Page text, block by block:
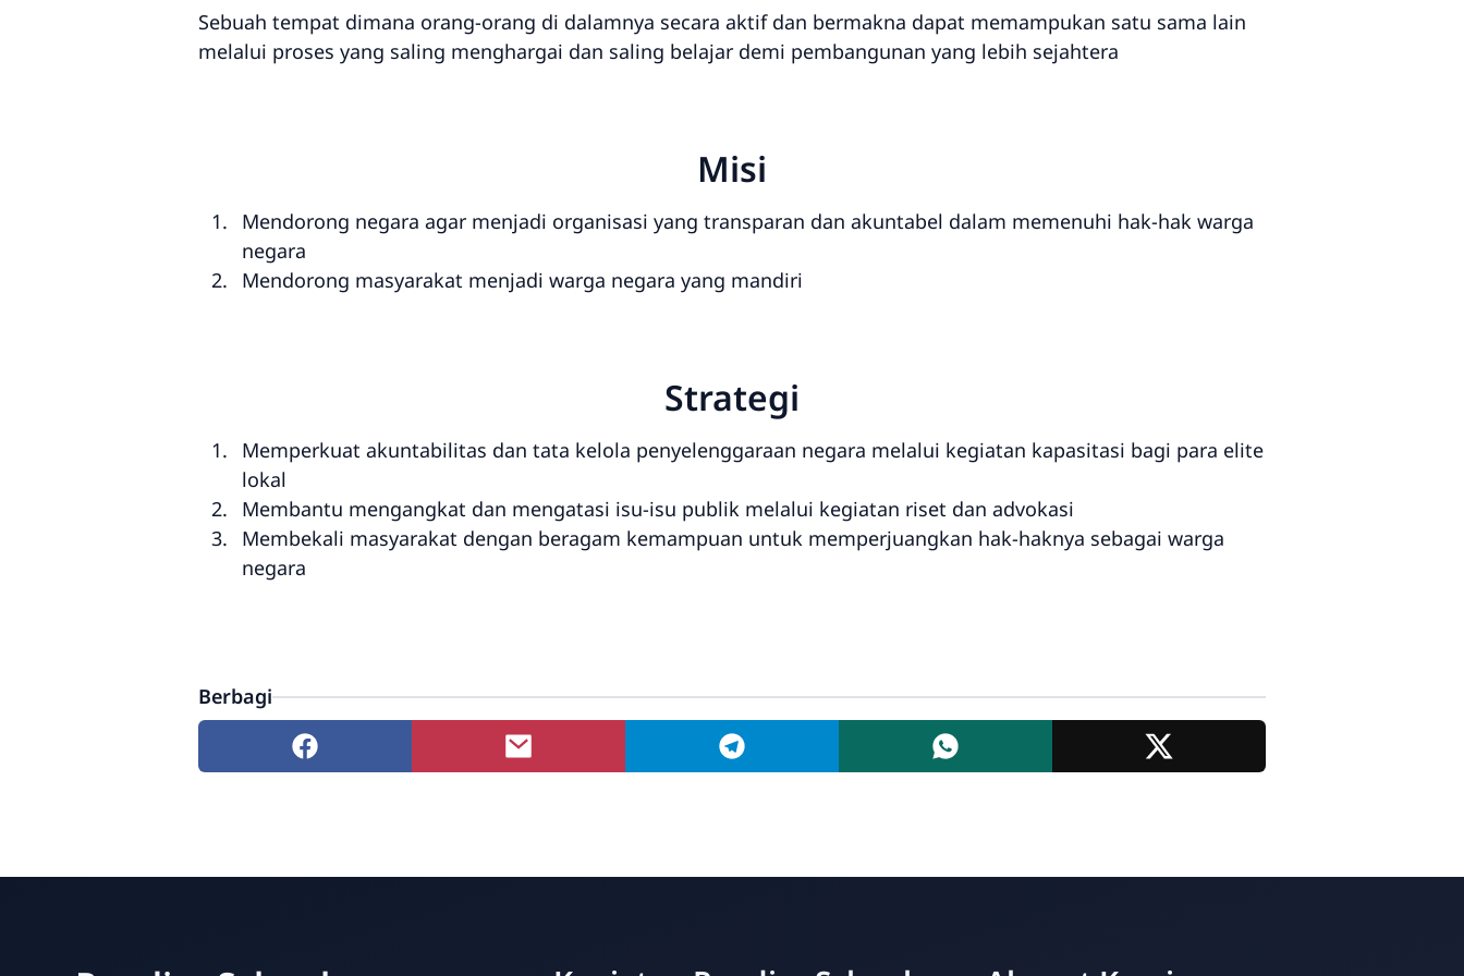
Sebuah tempat dimana orang-orang di dalamnya secara aktif dan bermakna dapat memampukan satu sama lain
melalui proses yang saling menghargai dan saling belajar demi pembangunan yang lebih sejahtera
Misi
Mendorong negara agar menjadi organisasi yang transparan dan akuntabel dalam memenuhi hak-hak warga
negara
Mendorong masyarakat menjadi warga negara yang mandiri
Strategi
Memperkuat akuntabilitas dan tata kelola penyelenggaraan negara melalui kegiatan kapasitasi bagi para elite
lokal
Membantu mengangkat dan mengatasi isu-isu publik melalui kegiatan riset dan advokasi
Membekali masyarakat dengan beragam kemampuan untuk memperjuangkan hak-haknya sebagai warga
negara
Berbagi